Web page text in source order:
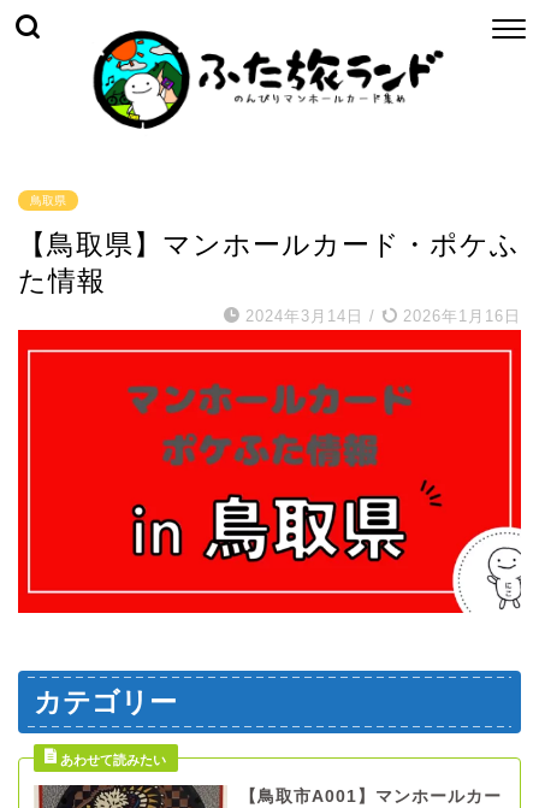
鳥取県
【鳥取県】マンホールカード・ポケふ
た情報
2024年3月14日 / 2026年1月16日
カテゴリー
【鳥取市A001】マンホールカー